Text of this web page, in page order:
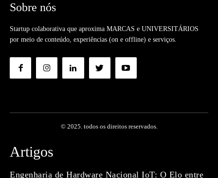
Sobre nós
Startup colaborativa que aproxima MARCAS e UNIVERSITÁRIOS
por meio de conteúdo, experiências (on e offline) e serviços.
© 2025. todos os direitos reservados.
Artigos
Engenharia de Hardware Nacional IoT: O Elo entre